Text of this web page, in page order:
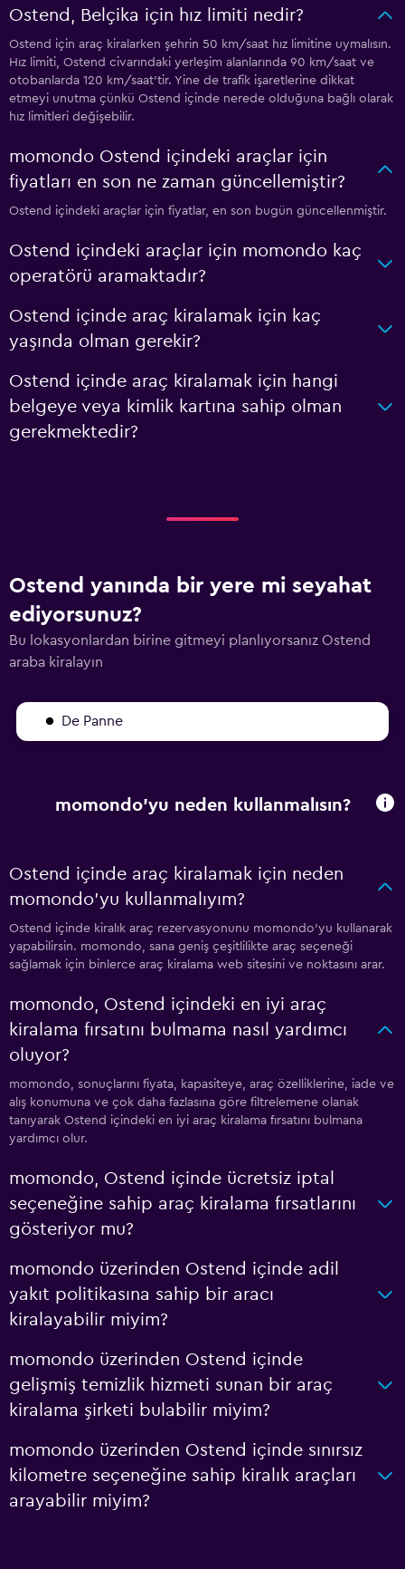
Ostend, Belçika için hız limiti nedir?
Ostend için araç kiralarken şehrin 50 km/saat hız limitine uymalısın.
Hız limiti, Ostend civarındaki yerleşim alanlarında 90 km/saat ve
otobanlarda 120 km/saat'tir. Yine de trafik işaretlerine dikkat
etmeyi unutma çünkü Ostend içinde nerede olduğuna bağlı olarak
hız limitleri değişebilir.
momondo Ostend içindeki araçlar için
fiyatları en son ne zaman güncellemiştir?
Ostend içindeki araçlar için fiyatlar, en son bugün güncellenmiştir.
Ostend içindeki araçlar için momondo kaç
operatörü aramaktadır?
Ostend içinde araç kiralamak için kaç
yaşında olman gerekir?
Ostend içinde araç kiralamak için hangi
belgeye veya kimlik kartına sahip olman
gerekmektedir?
Ostend yanında bir yere mi seyahat
ediyorsunuz?
Bu lokasyonlardan birine gitmeyi planlıyorsanız Ostend
araba kiralayın
De Panne
momondo'yu neden kullanmalısın?
Ostend içinde araç kiralamak için neden
momondo'yu kullanmalıyım?
Ostend içinde kiralık araç rezervasyonunu momondo'yu kullanarak
yapabilirsin. momondo, sana geniş çeşitlilikte araç seçeneği
sağlamak için binlerce araç kiralama web sitesini ve noktasını arar.
momondo, Ostend içindeki en iyi araç
kiralama fırsatını bulmama nasıl yardımcı
oluyor?
momondo, sonuçlarını fiyata, kapasiteye, araç özelliklerine, iade ve
alış konumuna ve çok daha fazlasına göre filtrelemene olanak
tanıyarak Ostend içindeki en iyi araç kiralama fırsatını bulmana
yardımcı olur.
momondo, Ostend içinde ücretsiz iptal
seçeneğine sahip araç kiralama fırsatlarını
gösteriyor mu?
momondo üzerinden Ostend içinde adil
yakıt politikasına sahip bir aracı
kiralayabilir miyim?
momondo üzerinden Ostend içinde
gelişmiş temizlik hizmeti sunan bir araç
kiralama şirketi bulabilir miyim?
momondo üzerinden Ostend içinde sınırsız
kilometre seçeneğine sahip kiralık araçları
arayabilir miyim?